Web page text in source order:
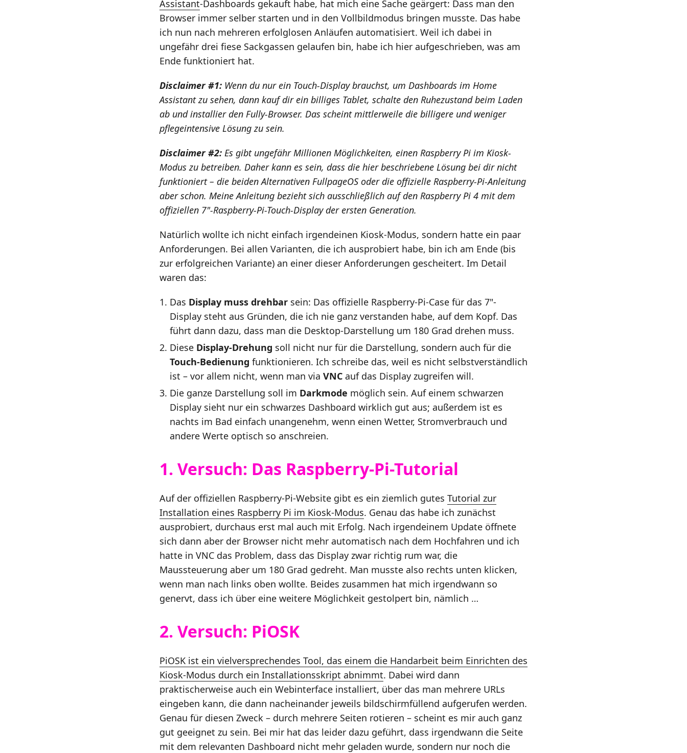
Assistant-Dashboards gekauft habe, hat mich eine Sache geärgert: Dass man den
Browser immer selber starten und in den Vollbildmodus bringen musste. Das habe
ich nun nach mehreren erfolglosen Anläufen automatisiert. Weil ich dabei in
ungefähr drei fiese Sackgassen gelaufen bin, habe ich hier aufgeschrieben, was am
Ende funktioniert hat.
Disclaimer #1: Wenn du nur ein Touch-Display brauchst, um Dashboards im Home
Assistant zu sehen, dann kauf dir ein billiges Tablet, schalte den Ruhezustand beim Laden
ab und installier den Fully-Browser. Das scheint mittlerweile die billigere und weniger
pflegeintensive Lösung zu sein.
Disclaimer #2: Es gibt ungefähr Millionen Möglichkeiten, einen Raspberry Pi im Kiosk-
Modus zu betreiben. Daher kann es sein, dass die hier beschriebene Lösung bei dir nicht
funktioniert – die beiden Alternativen FullpageOS oder die offizielle Raspberry-Pi-Anleitung
aber schon. Meine Anleitung bezieht sich ausschließlich auf den Raspberry Pi 4 mit dem
offiziellen 7"-Raspberry-Pi-Touch-Display der ersten Generation.
Natürlich wollte ich nicht einfach irgendeinen Kiosk-Modus, sondern hatte ein paar
Anforderungen. Bei allen Varianten, die ich ausprobiert habe, bin ich am Ende (bis
zur erfolgreichen Variante) an einer dieser Anforderungen gescheitert. Im Detail
waren das:
Das Display muss drehbar sein: Das offizielle Raspberry-Pi-Case für das 7"-
Display steht aus Gründen, die ich nie ganz verstanden habe, auf dem Kopf. Das
führt dann dazu, dass man die Desktop-Darstellung um 180 Grad drehen muss.
Diese Display-Drehung soll nicht nur für die Darstellung, sondern auch für die
Touch-Bedienung funktionieren. Ich schreibe das, weil es nicht selbstverständlich
ist – vor allem nicht, wenn man via VNC auf das Display zugreifen will.
Die ganze Darstellung soll im Darkmode möglich sein. Auf einem schwarzen
Display sieht nur ein schwarzes Dashboard wirklich gut aus; außerdem ist es
nachts im Bad einfach unangenehm, wenn einen Wetter, Stromverbrauch und
andere Werte optisch so anschreien.
1. Versuch: Das Raspberry-Pi-Tutorial
Auf der offiziellen Raspberry-Pi-Website gibt es ein ziemlich gutes Tutorial zur
Installation eines Raspberry Pi im Kiosk-Modus. Genau das habe ich zunächst
ausprobiert, durchaus erst mal auch mit Erfolg. Nach irgendeinem Update öffnete
sich dann aber der Browser nicht mehr automatisch nach dem Hochfahren und ich
hatte in VNC das Problem, dass das Display zwar richtig rum war, die
Maussteuerung aber um 180 Grad gedreht. Man musste also rechts unten klicken,
wenn man nach links oben wollte. Beides zusammen hat mich irgendwann so
genervt, dass ich über eine weitere Möglichkeit gestolpert bin, nämlich …
2. Versuch: PiOSK
PiOSK ist ein vielversprechendes Tool, das einem die Handarbeit beim Einrichten des
Kiosk-Modus durch ein Installationsskript abnimmt. Dabei wird dann
praktischerweise auch ein Webinterface installiert, über das man mehrere URLs
eingeben kann, die dann nacheinander jeweils bildschirmfüllend aufgerufen werden.
Genau für diesen Zweck – durch mehrere Seiten rotieren – scheint es mir auch ganz
gut geeignet zu sein. Bei mir hat das leider dazu geführt, dass irgendwann die Seite
mit dem relevanten Dashboard nicht mehr geladen wurde, sondern nur noch die